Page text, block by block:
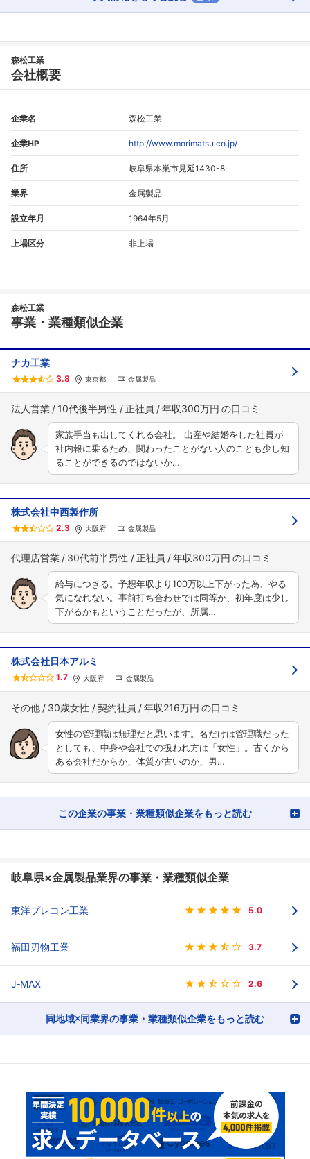
森松工業
会社概要
企業名 森松工業
企業HP http://www.morimatsu.co.jp/
住所 岐阜県本巣市見延1430-8
業界 金属製品
設立年月 1964年5月
上場区分 非上場
森松工業
事業・業種類似企業
ナカ工業
3.8 東京都 金属製品
法人営業 10代後半男性 正社員 年収300万円
家族手当も出してくれる会社。 出産や結婚をした社員が
社内報に乗るため、関わったことがない人のことも少し知
ることができるのではないか…
株式会社中西製作所
2.3 大阪府 金属製品
代理店営業 30代前半男性 正社員 年収300万円
給与につきる。予想年収より100万以上下がった為、やる
気になれない。事前打ち合わせでは同等か、初年度は少し
下がるかもということだったが、所属…
株式会社日本アルミ
1.7 大阪府 金属製品
その他 30歳女性 契約社員 年収216万円
女性の管理職は無理だと思います。名だけは管理職だった
としても、中身や会社での扱われ方は「女性」。古くから
ある会社だからか、体質が古いのか、男…
この企業の事業・業種類似企業をもっと読む
岐阜県×金属製品業界の事業・業種類似企業
東洋プレコン工業 5.0
福田刃物工業 3.7
J‐MAX 2.6
同地域×同業界の事業・業種類似企業をもっと読む